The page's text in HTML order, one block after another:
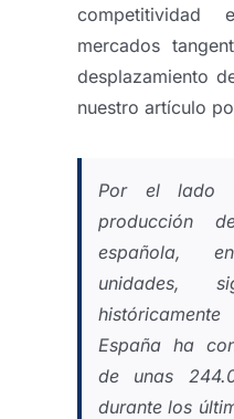
mercados
desplazamiento
nuestro artículo
Por el
producción
española,
unidades,
España ha
de unas
durante los